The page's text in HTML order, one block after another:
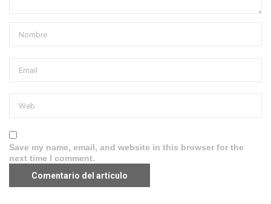
Save my name, email, and website in this browser for the
next time I comment.